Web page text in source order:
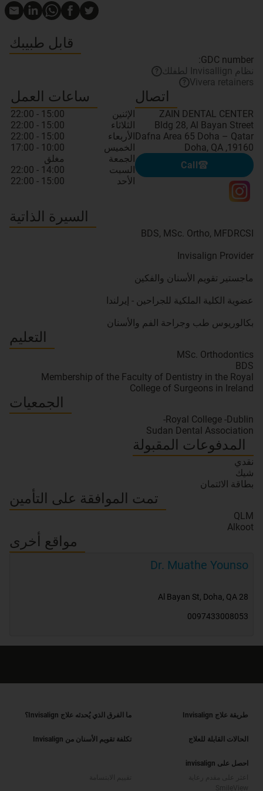
قابل طبيبك
GDC number:
نظام Invisallign لطفلك
?
Vivera retainers
?
اتصال
19160, Doha, QA
Call
ساعات العمل
الإثنين
15:00 - 22:00
الثلاثاء
15:00 - 22:00
الأربعاء
15:00 - 22:00
الخميس
10:00 - 17:00
الجمعة
مغلق
السبت
14:00 - 22:00
الأحد
15:00 - 22:00
السيرة الذاتية
بكالوريوس طب وجراحة الفم والأسنان
التعليم
MSc. Orthodontics
BDS
Membership of the Faculty of Dentistry in the Royal
College of Surgeons in Ireland
الجمعيات
Royal College -Dublin-
Sudan Dental Association
المدفوعات المقبولة
نقدي
شيك
بطاقة الائتمان
تمت الموافقة على التأمين
QLM
Alkoot
مواقع أخرى
Dr. Muathe Younso
28 Al Bayan St
, Doha, QA
0097433008053
طريقة علاج Invisalign ما الفرق الذي يُحدثه علاج Invisalign؟
الحالات القابلة للعلاج تكلفة تقويم الأسنان من Invisalign
احصل على invisalign